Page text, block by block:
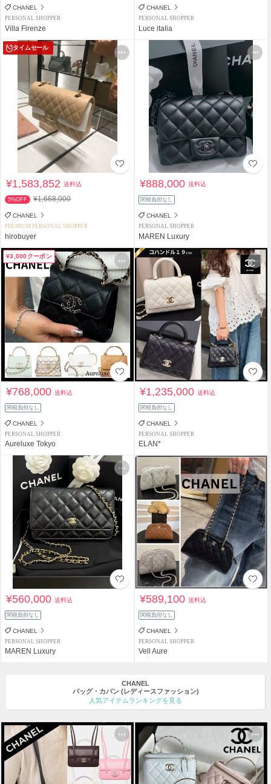
CHANEL
PERSONAL SHOPPER
Villa Firenze
CHANEL
PERSONAL SHOPPER
Luce italia
タイムセール
¥1,583,852送料込
5%OFF ¥1,668,000
CHANEL
PREMIUM PERSONAL SHOPPER
hirobuyer
¥888,000送料込
関税負担なし
CHANEL
PERSONAL SHOPPER
MAREN Luxury
¥3,000クーポン
¥768,000送料込
関税負担なし
CHANEL
PERSONAL SHOPPER
Aureluxe Tokyo
¥1,235,000送料込
関税負担なし
CHANEL
PERSONAL SHOPPER
ELAN*
¥560,000送料込
関税負担なし
CHANEL
PERSONAL SHOPPER
MAREN Luxury
¥589,100送料込
関税負担なし
CHANEL
PERSONAL SHOPPER
Vell Aure
CHANEL
バッグ・カバン (レディースファッション)
人気アイテムランキングを見る